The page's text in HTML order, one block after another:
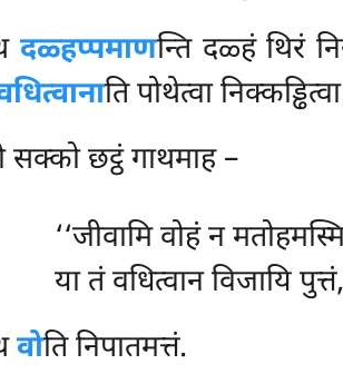
दळ्हप्पमाणन्ति दळ्हं थिरं
ति पोथेत्वा
सक्को छट्ठं गाथमाह –
‘‘जीवामि वोहं न
या तं वधित्वान विजायि
वोति निपातमत्तं.